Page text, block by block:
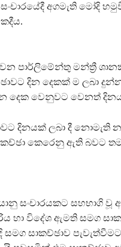
අගමැති මෝදි
පාර්ලිමේන්තු මන්ත්‍රී
දින දෙකක් ම ලබා
දෙක වෙනුවට වෙනත්
දිනයක් ලබා දී නොමැති
කෙරෙනු ඇති බවට
සංචාරයකට සහභාගි වූ
හා විදේශ ඇමති සමග
සමග සාකච්ඡාව